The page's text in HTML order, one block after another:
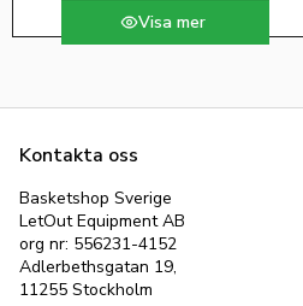
Kontakta oss
Basketshop Sverige
LetOut Equipment AB
org nr: 556231-4152
Adlerbethsgatan 19,
11255 Stockholm